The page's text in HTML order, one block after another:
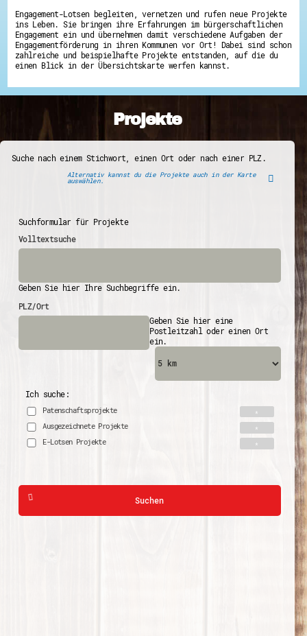
Engagement-Lotsen begleiten, vernetzen und rufen neue Projekte
ins Leben. Sie bringen ihre Erfahrungen im bürgerschaftlichen
Engagement ein und übernehmen damit verschiedene Aufgaben der
Engagementförderung in ihren Kommunen vor Ort! Dabei sind schon
zahlreiche und beispielhafte Projekte entstanden, auf die du
einen Blick in der Übersichtskarte werfen kannst.
Projekte
Suche nach einem Stichwort, einen Ort oder nach einer PLZ.
Alternativ kannst du die Projekte auch in der Karte
auswählen.
Suchformular für Projekte
Volltextsuche
Geben Sie hier Ihre Suchbegriffe ein.
PLZ/Ort
Geben Sie hier eine
Postleitzahl oder einen Ort
ein.
Ich suche:
Patenschaftsprojekte
Ausgezeichnete Projekte
E-Lotsen Projekte
Suchen